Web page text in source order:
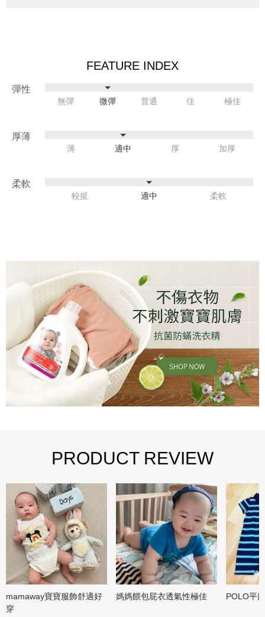
FEATURE INDEX
無彈 微彈 普通 佳 極佳
薄 適中 厚 加厚
較挺 適中 柔軟
PRODUCT REVIEW
mamaway寶寶服飾舒適好
穿
媽媽餵包屁衣透氣性極佳 POLO平